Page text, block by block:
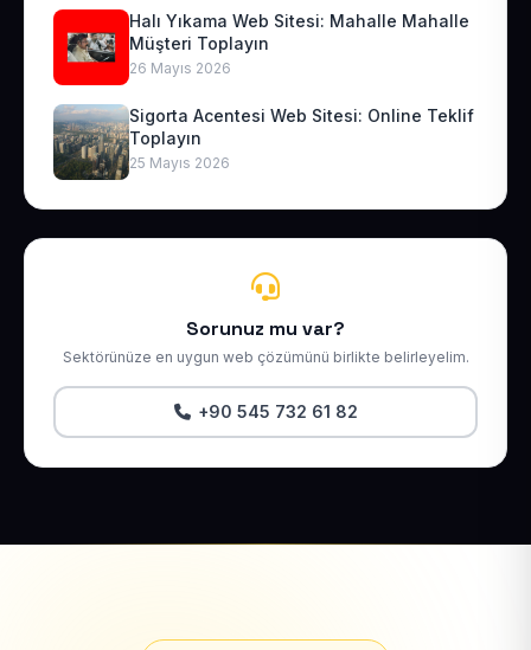
Halı Yıkama Web Sitesi: Mahalle Mahalle
Müşteri Toplayın
26 Mayıs 2026
Sigorta Acentesi Web Sitesi: Online Teklif
Toplayın
25 Mayıs 2026
Sorunuz mu var?
Sektörünüze en uygun web çözümünü birlikte belirleyelim.
+90 545 732 61 82